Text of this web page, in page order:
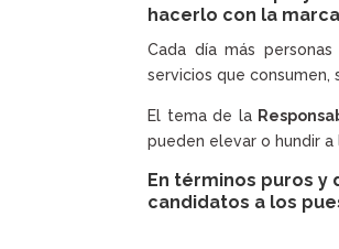
hacerlo con la
Cada día más
servicios que consumen,
El tema de la
pueden elevar o hundir
En términos puros
candidatos a los